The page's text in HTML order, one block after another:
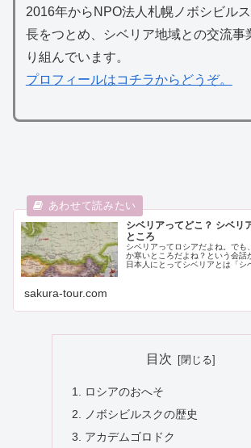
2016年からNPO法人札幌ノボシビル
長をつとめ、シベリア地域との交流事
り組んでいます。
プロフィールはコチラからどうぞ。
シベリアってどこ？ シベリ
ところ
シベリアってロシアだよね。で
か寒いところだよね？という会話
日本人にとってシベリアとは「シ
sakura-tour.com
目次
ロシアのおへそ
ノボシビルスクの歴史
アカデムゴロドク